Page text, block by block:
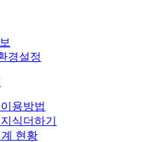
경설정
용방법
식더하기
현황